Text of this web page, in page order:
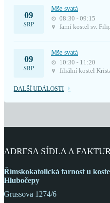
09
SRP
Mše svatá
08:30 - 09:15
farní kostel sv.
09
SRP
Mše svatá
10:30 - 11:20
filiální kostel
DALŠÍ UDÁLOSTI
ADRESA SÍDLA A
Římskokatolická farnost u
Hlubočepy
Grussova 1274/6